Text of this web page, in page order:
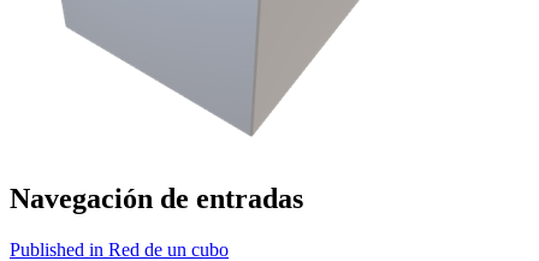
Navegación de entradas
Published in Red de un cubo